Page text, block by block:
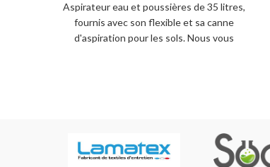
Aspirateur eau et poussières de 35 litres,
fournis avec son flexible et sa canne
d'aspiration pour les sols. Nous vous